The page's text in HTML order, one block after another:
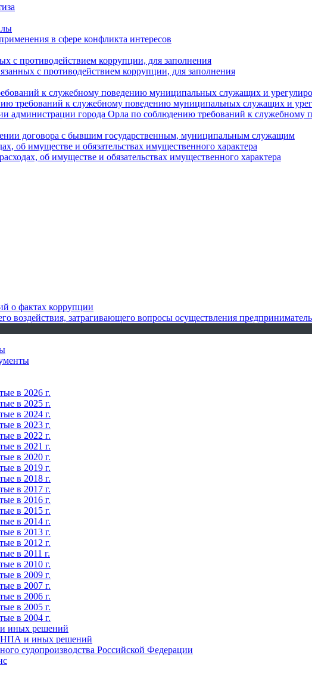
в сфере конфликта интересов
с противодействием коррупции, для заполнения
с противодействием коррупции, для заполнения
к служебному поведению муниципальных служащих и
требований к служебному поведению муниципальных служащих и
администрации города Орла по соблюдению требований к
договора с бывшим государственным, муниципальным служащим
об имуществе и обязательствах имущественного характера
об имуществе и обязательствах имущественного характера
о фактах коррупции
воздействия, затрагивающего вопросы осуществления
в 2026 г.
в 2025 г.
в 2024 г.
в 2023 г.
в 2022 г.
в 2021 г.
в 2020 г.
в 2019 г.
в 2018 г.
в 2017 г.
в 2016 г.
в 2015 г.
в 2014 г.
в 2013 г.
в 2012 г.
в 2011 г.
в 2010 г.
в 2009 г.
в 2007 г.
в 2006 г.
в 2005 г.
в 2004 г.
иных решений
НПА и иных решений
судопроизводства Российской Федерации